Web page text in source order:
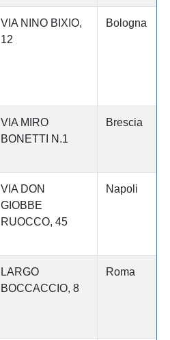
VIA NINO BIXIO,
12
Bologna
VIA MIRO
BONETTI N.1
Brescia
VIA DON
GIOBBE
RUOCCO, 45
Napoli
LARGO
BOCCACCIO, 8
Roma